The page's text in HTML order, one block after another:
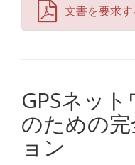
文書を要求す
GPSネッ
のための
ョン